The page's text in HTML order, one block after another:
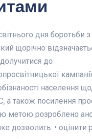
дня боротьби
щорічно
до
населення
С, а також посилення
метою розроблено
дозволить: • оцінити